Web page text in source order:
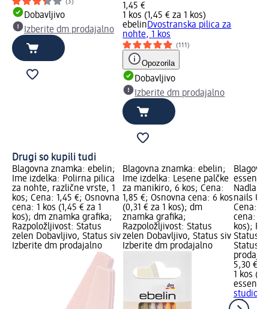
(3)
Dobavljivo
Izberite dm prodajalno
1,45 €
1 kos (1,45 € za 1 kos)
ebelinDvostranska pilica za
nohte, 1 kos
(111)
Opozorila
Dobavljivo
Izberite dm prodajalno
Drugi so kupili tudi
Blagovna znamka: ebelin;
Ime izdelka: Polirna pilica
za nohte, različne vrste, 1
kos; Cena: 1,45 €; Osnovna
cena: 1 kos (1,45 € za 1
kos); dm znamka grafika;
Razpoložljivost: Status
zelen Dobavljivo, Status siv
Izberite dm prodajalno
Blagovna znamka: ebelin;
Ime izdelka: Lesene palčke
za manikiro, 6 kos; Cena:
1,85 €; Osnovna cena: 6 kos
(0,31 € za 1 kos); dm
znamka grafika;
Razpoložljivost: Status
zelen Dobavljivo, Status siv
Izberite dm prodajalno
Nadlak
nails UV
Cena:
cena: 1
kos);
Status
Status
5,30 €
1 kos
essence
studio
ml